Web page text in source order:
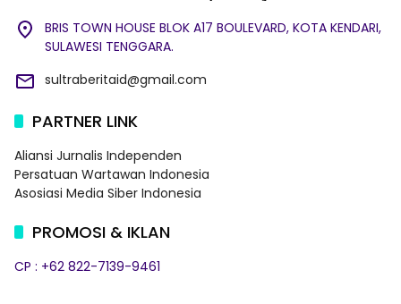
BRIS TOWN HOUSE BLOK A17 BOULEVARD, KOTA KENDARI,
SULAWESI TENGGARA.
sultraberitaid@gmail.com
PARTNER LINK
Aliansi Jurnalis Independen
Persatuan Wartawan Indonesia
Asosiasi Media Siber Indonesia
PROMOSI & IKLAN
CP : +62 822-7139-9461